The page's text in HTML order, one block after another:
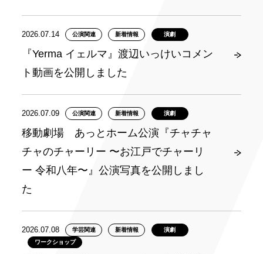
2026.07.14 公演関連 新着情報 演劇
『Yerma イェルマ』渡辺いっけいコメン
ト動画を公開しました
2026.07.09 公演関連 新着情報 演劇
移動劇場 あっとホーム公演『チャチャ
チャのチャーリー 〜お江戸でチャーリ
ー 令和八年〜』公演写真を公開しまし
た
2026.07.08 学芸関連 新着情報
演劇
ワークショップ